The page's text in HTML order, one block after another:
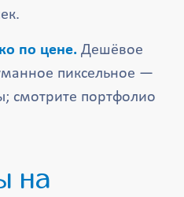
по цене. Дешёвое
пиксельное —
смотрите портфолио